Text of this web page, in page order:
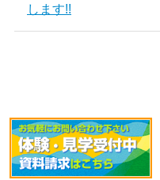
します!!